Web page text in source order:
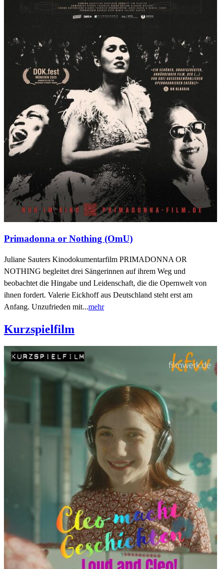
Primadonna or Nothing (OmU)
Juliane Sauters Kinodokumentarfilm PRIMADONNA OR
NOTHING begleitet drei Sängerinnen auf ihrem Weg und
beobachtet die Hingabe und Leidenschaft, die die Opernwelt von
ihnen fordert. Valerie Eickhoff aus Deutschland steht erst am
Anfang. Unzufrieden mit...mehr
Kurzspielfilm